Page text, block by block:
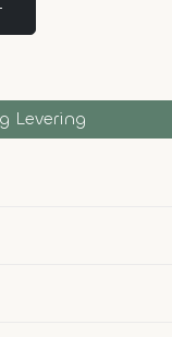
Levering